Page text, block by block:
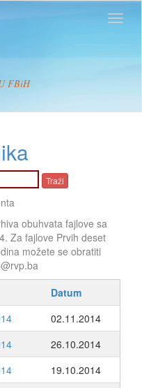
FBiH
obuhvata fajlove sa
Za fajlove Prvih deset
možete se obratiti
Datum
02.11.2014
26.10.2014
19.10.2014